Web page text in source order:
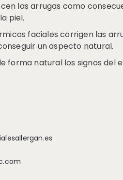
las arrugas como
piel.
faciales corrigen las
un aspecto natural.
forma natural los signos del